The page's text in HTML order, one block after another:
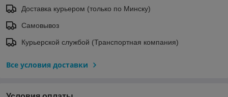
Доставка курьером (только по Минску)
Самовывоз
Курьерской службой (Транспортная компания)
Все условия доставки